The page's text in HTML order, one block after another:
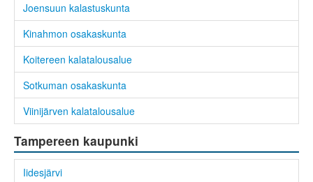
Joensuun kalastuskunta
Kinahmon osakaskunta
Koitereen kalatalousalue
Sotkuman osakaskunta
Viinijärven kalatalousalue
Tampereen kaupunki
Iidesjärvi